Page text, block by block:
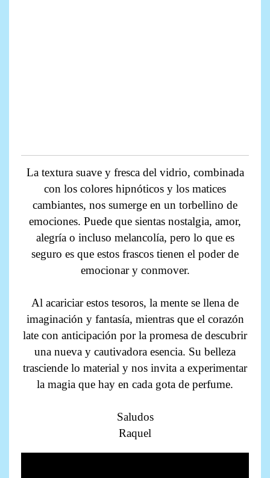
La textura suave y fresca del vidrio, combinada
con los colores hipnóticos y los matices
cambiantes, nos sumerge en un torbellino de
emociones. Puede que sientas nostalgia, amor,
alegría o incluso melancolía, pero lo que es
seguro es que estos frascos tienen el poder de
emocionar y conmover.
Al acariciar estos tesoros, la mente se llena de
imaginación y fantasía, mientras que el corazón
late con anticipación por la promesa de descubrir
una nueva y cautivadora esencia. Su belleza
trasciende lo material y nos invita a experimentar
la magia que hay en cada gota de perfume.
Saludos
Raquel